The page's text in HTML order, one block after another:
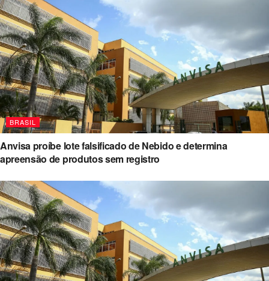
BRASIL
Anvisa proíbe lote falsificado de Nebido e determina
apreensão de produtos sem registro